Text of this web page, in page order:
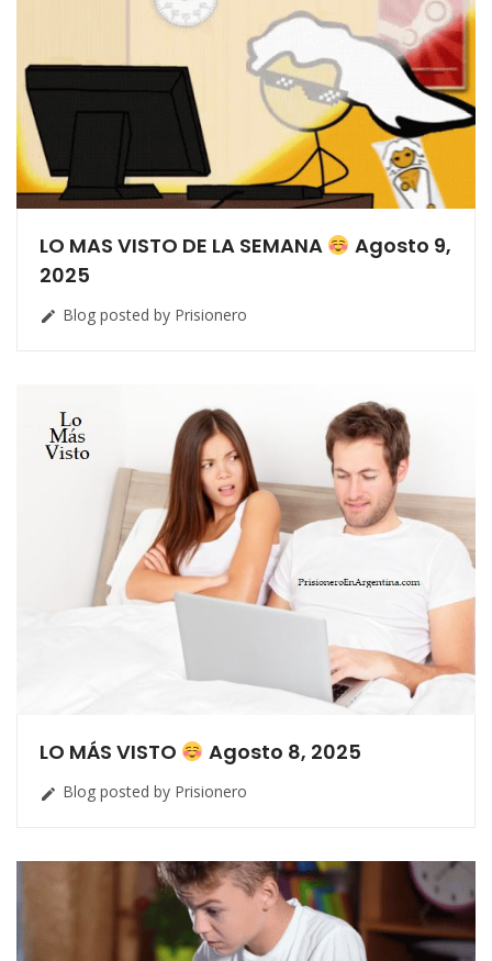
LO MAS VISTO DE LA SEMANA
Agosto 9,
2025
 Blog posted by Prisionero
LO MÁS VISTO Agosto 8, 2025
 Blog posted by Prisionero